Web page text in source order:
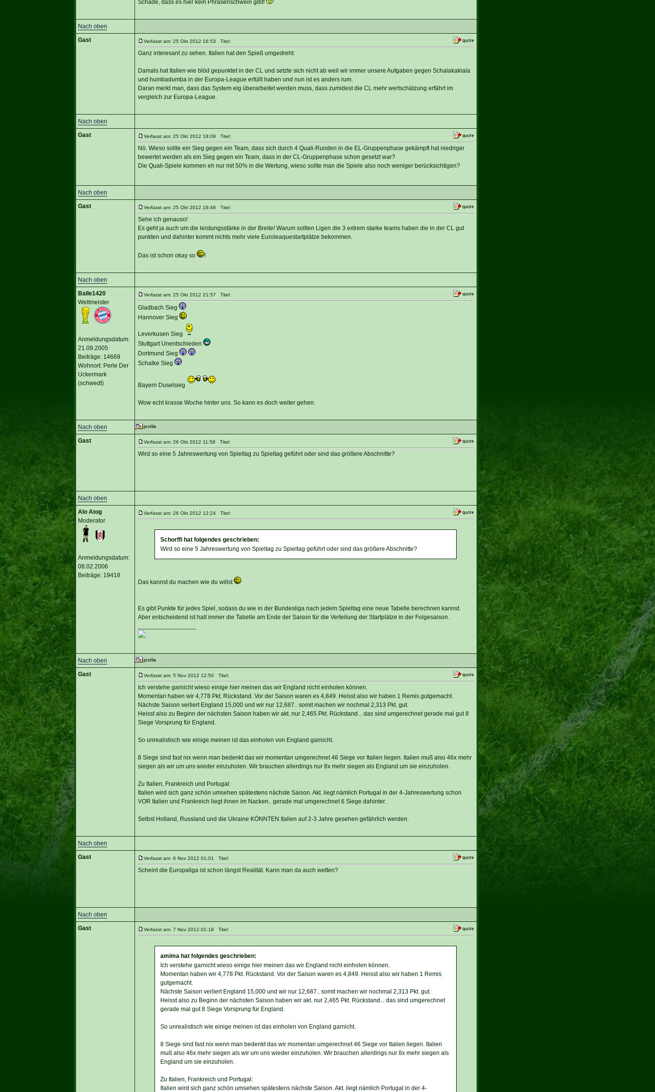
Schade, dass es hier kein Phrasenschwein gibt!
Nach oben
Gast
Verfasst am: 25 Okt 2012 16:53 Titel:
Ganz interesant zu sehen. Italien hat den Spieß umgedreht:
Damals hat Italien wie blöd gepunktet in der CL und setzte sich nicht ab weil wir immer unsere Aufgaben gegen Schalakaklala
und humbadumba in der Europa-League erfüllt haben und nun ist es anders rum.
Daran merkt man, dass das System eig überarbeitet werden muss, dass zumidest die CL mehr wertschätzung erfährt im
vergleich zur Europa-League.
Nach oben
Gast
Verfasst am: 25 Okt 2012 18:09 Titel:
Nö. Wieso sollte ein Sieg gegen ein Team, dass sich durch 4 Quali-Runden in die EL-Gruppenphase gekämpft hat niedriger
bewertet werden als ein Sieg gegen ein Team, dass in der CL-Gruppenphase schon gesetzt war?
Die Quali-Spiele kommen eh nur mit 50% in die Wertung, wieso sollte man die Spiele also noch weniger berücksichtigen?
Nach oben
Gast
Verfasst am: 25 Okt 2012 18:46 Titel:
Sehe ich genauso!
Es geht ja auch um die leistungsstärke in der Breite! Warum sollten Ligen die 3 extrem starke teams haben die in der CL gut
punkten und dahinter kommt nichts mehr viele Euroleaquestartplätze bekommen.
Das ist schon okay so !
Nach oben
Balle1420
Weltmeister
Anmeldungsdatum:
21.09.2005
Beiträge: 14669
Wohnort: Perle Der
Uckermark
(schwedt)
Verfasst am: 25 Okt 2012 21:57 Titel:
Gladbach Sieg
Hannover Sieg
Leverkusen Sieg
Stuttgart Unentschieden
Dortmund Sieg
Schalke Sieg
Bayern Duselsieg
Wow echt krasse Woche hinter uns. So kann es doch weiter gehen.
Nach oben
Gast
Verfasst am: 26 Okt 2012 11:58 Titel:
Wird so eine 5 Jahreswertung von Spieltag zu Spieltag geführt oder sind das größere Abschnitte?
Nach oben
Alo Atog
Moderator
Anmeldungsdatum:
08.02.2006
Beiträge: 19418
Verfasst am: 26 Okt 2012 12:24 Titel:
Schorffi hat folgendes geschrieben:
Wird so eine 5 Jahreswertung von Spieltag zu Spieltag geführt oder sind das größere Abschnitte?
Das kannst du machen wie du willst
Es gibt Punkte für jedes Spiel, sodass du wie in der Bundesliga nach jedem Spieltag eine neue Tabelle berechnen kannst.
Aber entscheidend ist halt immer die Tabelle am Ende der Saison für die Verteilung der Startplätze in der Folgesaison.
Nach oben
Gast
Verfasst am: 5 Nov 2012 12:50 Titel:
Ich verstehe garnicht wieso einige hier meinen das wir England nicht einholen können.
Momentan haben wir 4,778 Pkt. Rückstand. Vor der Saison waren es 4,849. Heisst also wir haben 1 Remis gutgemacht.
Nächste Saison verliert England 15,000 und wir nur 12,687.. somit machen wir nochmal 2,313 Pkt. gut.
Heisst also zu Beginn der nächsten Saison haben wir akt. nur 2,465 Pkt. Rückstand... das sind umgerechnet gerade mal gut 8
Siege Vorsprung für England.
So unrealistisch wie einige meinen ist das einholen von England garnicht.
8 Siege sind fast nix wenn man bedenkt das wir momentan umgerechnet 46 Siege vor Italien liegen. Italien muß also 46x mehr
siegen als wir um uns wieder einzuholen. Wir brauchen allerdings nur 8x mehr siegen als England um sie einzuholen.
Zu Italien, Frankreich und Portugal:
Italien wird sich ganz schön umsehen spätestens nächste Saison. Akt. liegt nämlich Portugal in der 4-Jahreswertung schon
VOR Italien und Frankreich liegt ihnen im Nacken.. gerade mal umgerechnet 6 Siege dahinter.
Selbst Holland, Russland und die Ukraine KÖNNTEN Italien auf 2-3 Jahre gesehen gefährlich werden.
Nach oben
Gast
Verfasst am: 6 Nov 2012 01:01 Titel:
Scheint die Europaliga ist schon längst Realität. Kann man da auch wetten?
Nach oben
Gast
Verfasst am: 7 Nov 2012 01:18 Titel:
amima hat folgendes geschrieben:
Ich verstehe garnicht wieso einige hier meinen das wir England nicht einholen können.
Momentan haben wir 4,778 Pkt. Rückstand. Vor der Saison waren es 4,849. Heisst also wir haben 1 Remis
gutgemacht.
Nächste Saison verliert England 15,000 und wir nur 12,687.. somit machen wir nochmal 2,313 Pkt. gut.
Heisst also zu Beginn der nächsten Saison haben wir akt. nur 2,465 Pkt. Rückstand... das sind umgerechnet
gerade mal gut 8 Siege Vorsprung für England.
So unrealistisch wie einige meinen ist das einholen von England garnicht.
8 Siege sind fast nix wenn man bedenkt das wir momentan umgerechnet 46 Siege vor Italien liegen. Italien
muß also 46x mehr siegen als wir um uns wieder einzuholen. Wir brauchen allerdings nur 8x mehr siegen als
England um sie einzuholen.
Zu Italien, Frankreich und Portugal:
Italien wird sich ganz schön umsehen spätestens nächste Saison. Akt. liegt nämlich Portugal in der 4-